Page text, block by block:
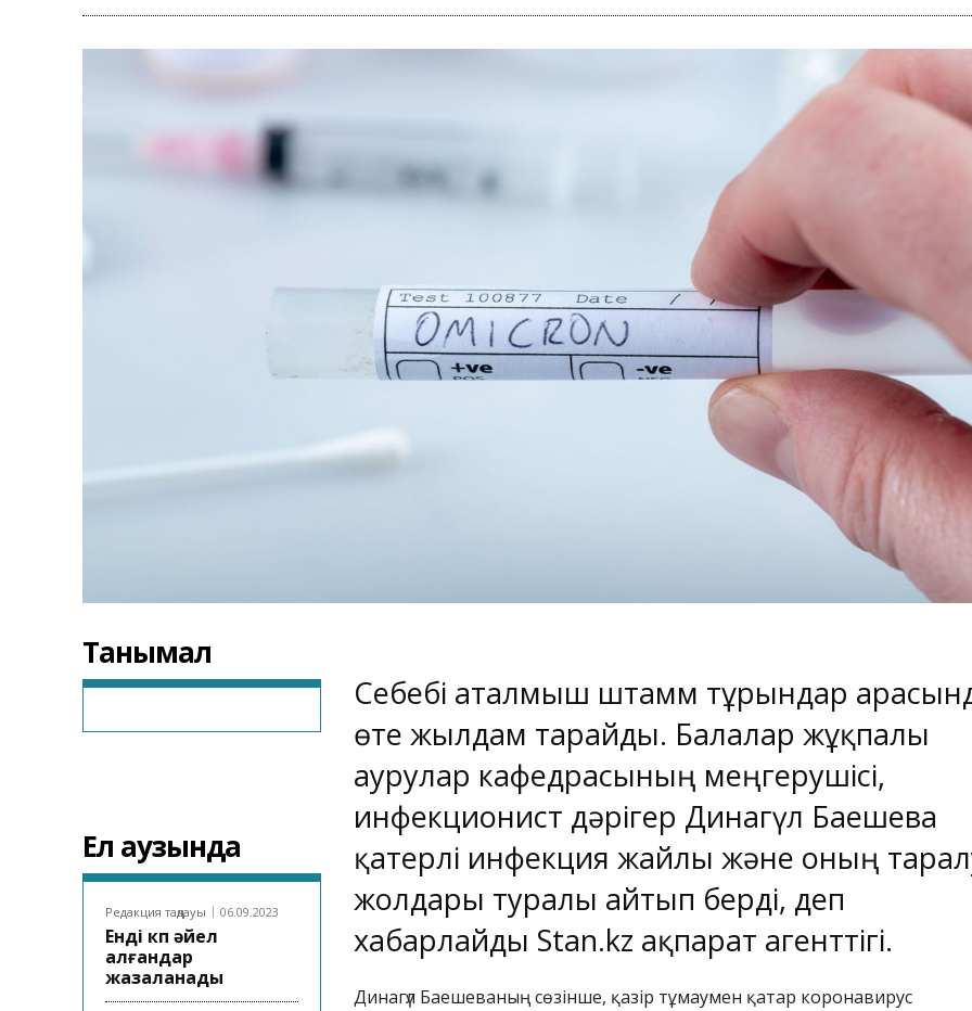
Танымал
Ел аузында
Редакция таңдауы 06.09.2023
Енді көп әйел
алғандар
жазаланады
Себебі аталмыш штамм тұрғындар
өте жылдам тарайды. Балалар жұқпалы
аурулар кафедрасының меңгерушісі,
инфекционист дәрігер Динагүл Баешева
қатерлі инфекция жайлы және оның
жолдары туралы айтып берді, деп
хабарлайды Stan.kz ақпарат агенттігі.
Динагүл Баешеваның сөзінше, қазір тұмаумен қатар коронавирус